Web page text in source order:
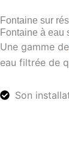
Fontaine sur
Fontaine à eau
Une gamme de
eau filtrée de
Son